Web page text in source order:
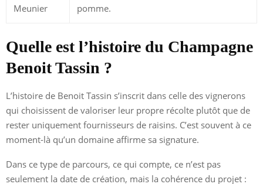
Meunier
pomme.
Quelle est l’histoire du Champagne
Benoit Tassin ?
L’histoire de Benoit Tassin s’inscrit dans celle des vignerons
qui choisissent de valoriser leur propre récolte plutôt que de
rester uniquement fournisseurs de raisins. C’est souvent à ce
moment-là qu’un domaine affirme sa signature.
Dans ce type de parcours, ce qui compte, ce n’est pas
seulement la date de création, mais la cohérence du projet :